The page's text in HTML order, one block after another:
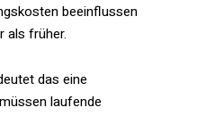
beeinflussen
als früher.
das eine
laufende